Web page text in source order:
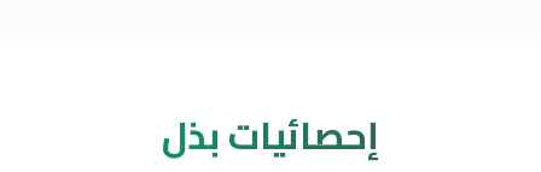
إحصائيات بذل